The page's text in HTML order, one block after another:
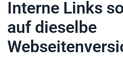
Interne Links
auf dieselbe